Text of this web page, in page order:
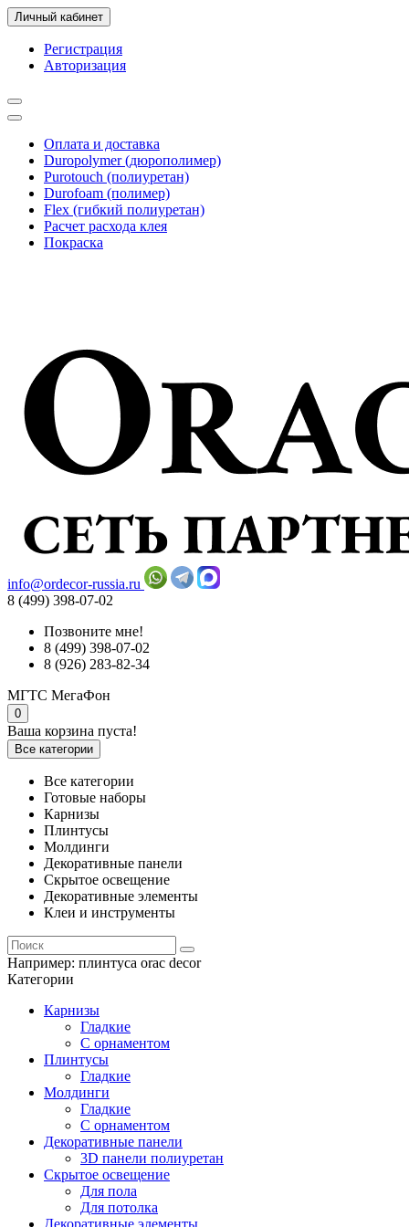
Личный кабинет
Регистрация
Авторизация
Оплата и доставка
Duropolymer (дюрополимер)
Purotouch (полиуретан)
Durofoam (полимер)
Flex (гибкий полиуретан)
Расчет расхода клея
Покраска
info@ordecor-russia.ru
8 (499) 398-07-02
Позвоните мне!
8 (499) 398-07-02
8 (926) 283-82-34
МГТС МегаФон
0
Ваша корзина пуста!
Все категории
Все категории
Готовые наборы
Карнизы
Плинтусы
Молдинги
Декоративные панели
Скрытое освещение
Декоративные элементы
Клеи и инструменты
Например: плинтуса orac decor
Категории
Карнизы
Гладкие
С орнаментом
Плинтусы
Гладкие
Молдинги
Гладкие
С орнаментом
Декоративные панели
3D панели полиуретан
Скрытое освещение
Для пола
Для потолка
Декоративные элементы